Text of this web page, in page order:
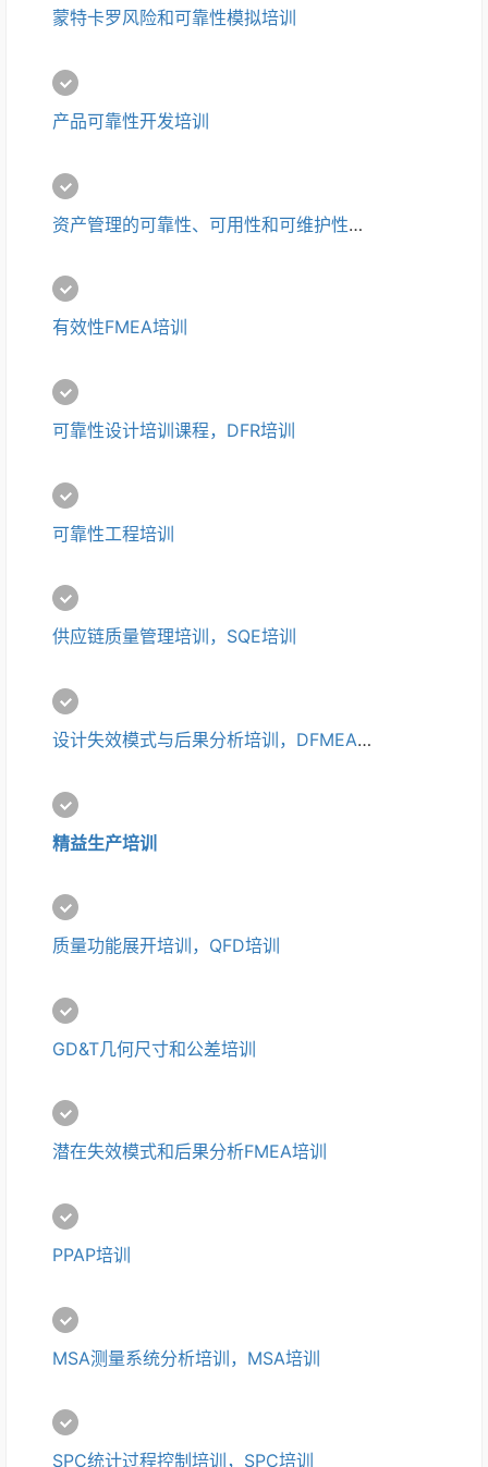
蒙特卡罗风险和可靠性模拟培训
产品可靠性开发培训
资产管理的可靠性、可用性和可维护性培训（RAM培训）
有效性FMEA培训
可靠性设计培训课程，DFR培训
可靠性工程培训
供应链质量管理培训，SQE培训
设计失效模式与后果分析培训，DFMEA培训
精益生产培训
质量功能展开培训，QFD培训
GD&T几何尺寸和公差培训
潜在失效模式和后果分析FMEA培训
PPAP培训
MSA测量系统分析培训，MSA培训
SPC统计过程控制培训，SPC培训